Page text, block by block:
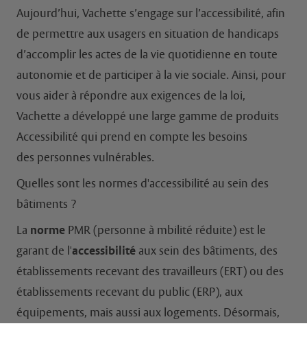
Aujourd’hui, Vachette s’engage sur l’accessibilité, afin
de permettre aux usagers en situation de handicaps
d’accomplir les actes de la vie quotidienne en toute
autonomie et de participer à la vie sociale. Ainsi, pour
vous aider à répondre aux exigences de la loi,
Vachette a développé une large gamme de produits
Accessibilité qui prend en compte les besoins
des personnes vulnérables.
Quelles sont les normes d'accessibilité au sein des
bâtiments ?
La norme PMR (personne à mbilité réduite) est le
garant de l'accessibilité aux sein des bâtiments, des
établissements recevant des travailleurs (ERT) ou des
établissements recevant du public (ERP), aux
équipements, mais aussi aux logements. Désormais,